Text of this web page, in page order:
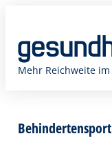
springen
Mehr Reichweite